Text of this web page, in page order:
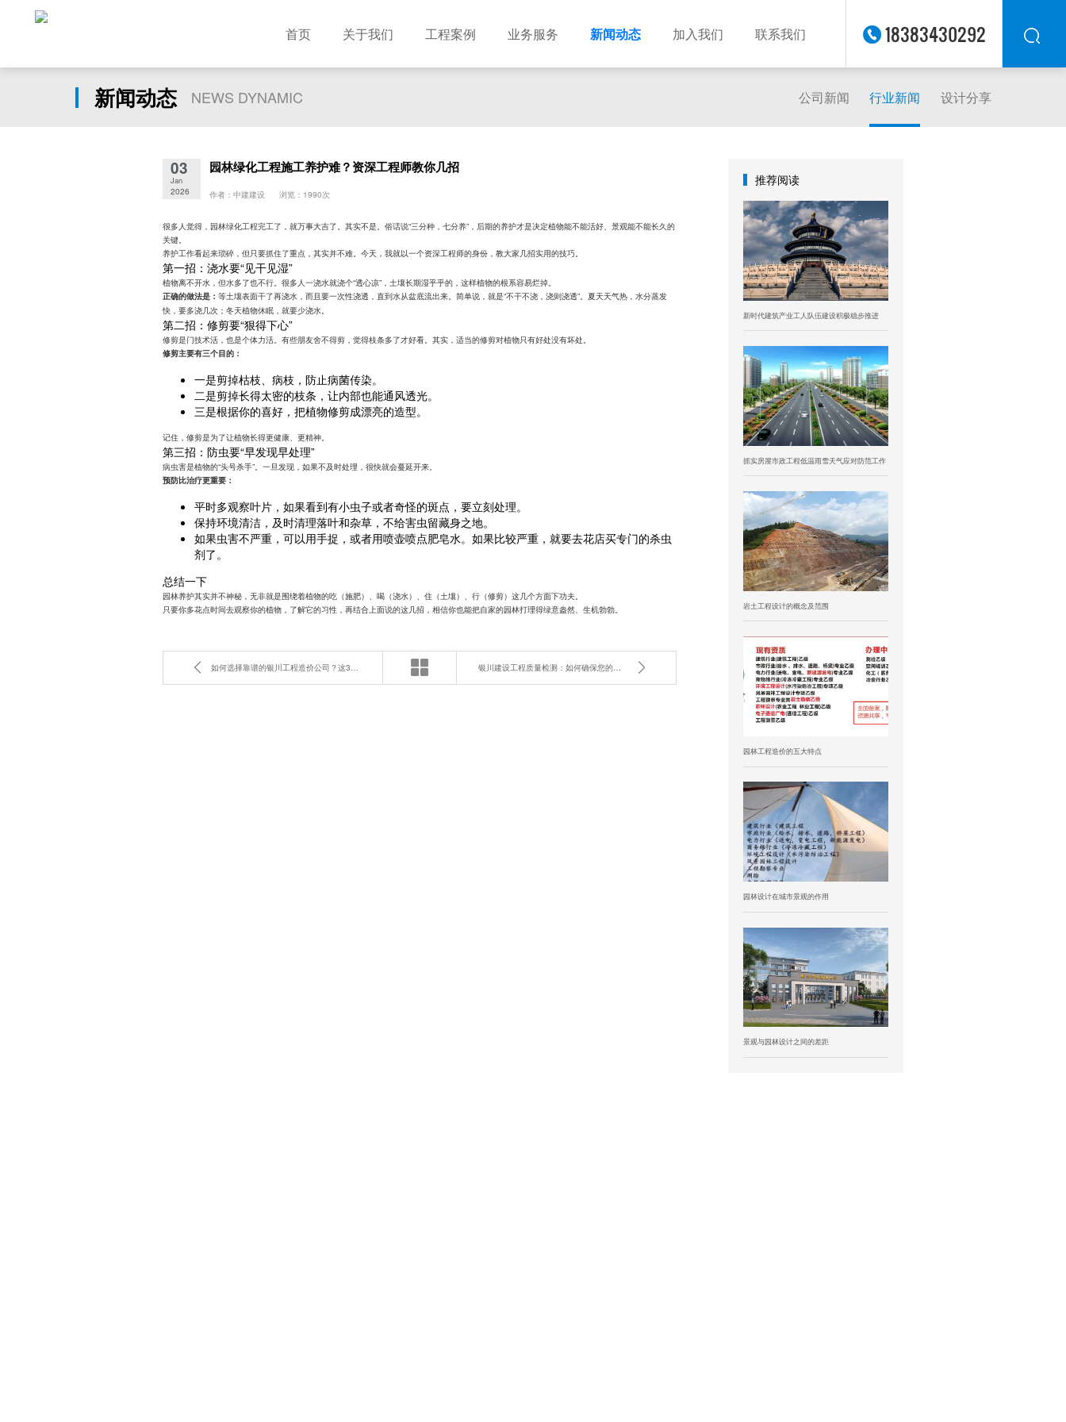
首页 关于我们 工程案例
工程造价
业务服务 新闻动态 加入我们 联系我们 18383430292
新闻动态 NEWS DYNAMIC 公司新闻 行业新闻 设计分享
03
Jan
2026
园林绿化工程施工养护难？资深工程师教你几招
作者：中建建设 浏览：1990次
很多人觉得，园林绿化工程完工了，就万事大吉了。其实不是。俗话说“三分种，七分养”，后期的养护才是决定植物能不能活好、景观能不能长久的
关键。
养护工作看起来琐碎，但只要抓住了重点，其实并不难。今天，我就以一个资深工程师的身份，教大家几招实用的技巧。
第一招：浇水要“见干见湿”
植物离不开水，但水多了也不行。很多人一浇水就浇个“透心凉”，土壤长期湿乎乎的，这样植物的根系容易烂掉。
正确的做法是：等土壤表面干了再浇水，而且要一次性浇透，直到水从盆底流出来。简单说，就是“不干不浇，浇则浇透”。夏天天气热，水分蒸发
快，要多浇几次；冬天植物休眠，就要少浇水。
第二招：修剪要“狠得下心”
修剪是门技术活，也是个体力活。有些朋友舍不得剪，觉得枝条多了才好看。其实，适当的修剪对植物只有好处没有坏处。
修剪主要有三个目的：
一是剪掉枯枝、病枝，防止病菌传染。
二是剪掉长得太密的枝条，让内部也能通风透光。
三是根据你的喜好，把植物修剪成漂亮的造型。
记住，修剪是为了让植物长得更健康、更精神。
第三招：防虫要“早发现早处理”
病虫害是植物的“头号杀手”。一旦发现，如果不及时处理，很快就会蔓延开来。
预防比治疗更重要：
平时多观察叶片，如果看到有小虫子或者奇怪的斑点，要立刻处理。
保持环境清洁，及时清理落叶和杂草，不给害虫留藏身之地。
如果虫害不严重，可以用手捉，或者用喷壶喷点肥皂水。如果比较严重，就要去花店买专门的杀虫
剂了。
总结一下
园林养护其实并不神秘，无非就是围绕着植物的吃（施肥）、喝（浇水）、住（土壤）、行（修剪）这几个方面下功夫。
只要你多花点时间去观察你的植物，了解它的习性，再结合上面说的这几招，相信你也能把自家的园林打理得绿意盎然、生机勃勃。
如何选择靠谱的银川工程造价公司？这3个标准必看 银川建设工程质量检测：如何确保您的项目万无一失？
推荐阅读
新时代建筑产业工人队伍建设积极稳步推进
抓实房屋市政工程低温雨雪天气应对防范工作
岩土工程设计的概念及范围
园林工程造价的五大特点
园林设计在城市景观的作用
景观与园林设计之间的差距